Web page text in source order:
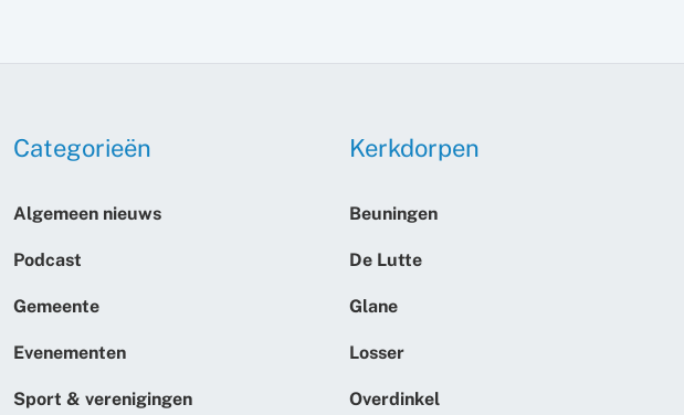
Categorieën
Algemeen nieuws
Podcast
Gemeente
Evenementen
Sport & verenigingen
Kerkdorpen
Beuningen
De Lutte
Glane
Losser
Overdinkel